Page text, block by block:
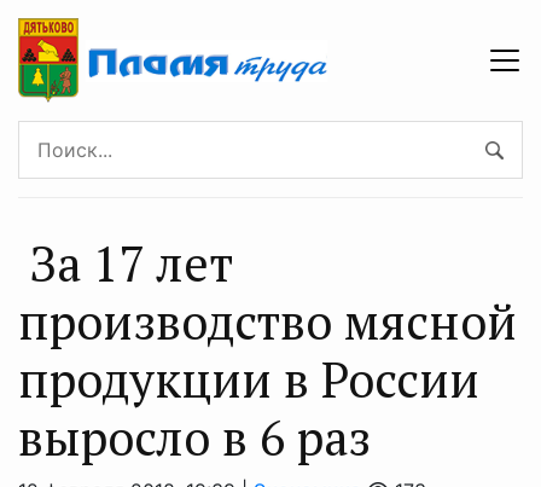
За 17 лет
производство мясной
продукции в России
выросло в 6 раз